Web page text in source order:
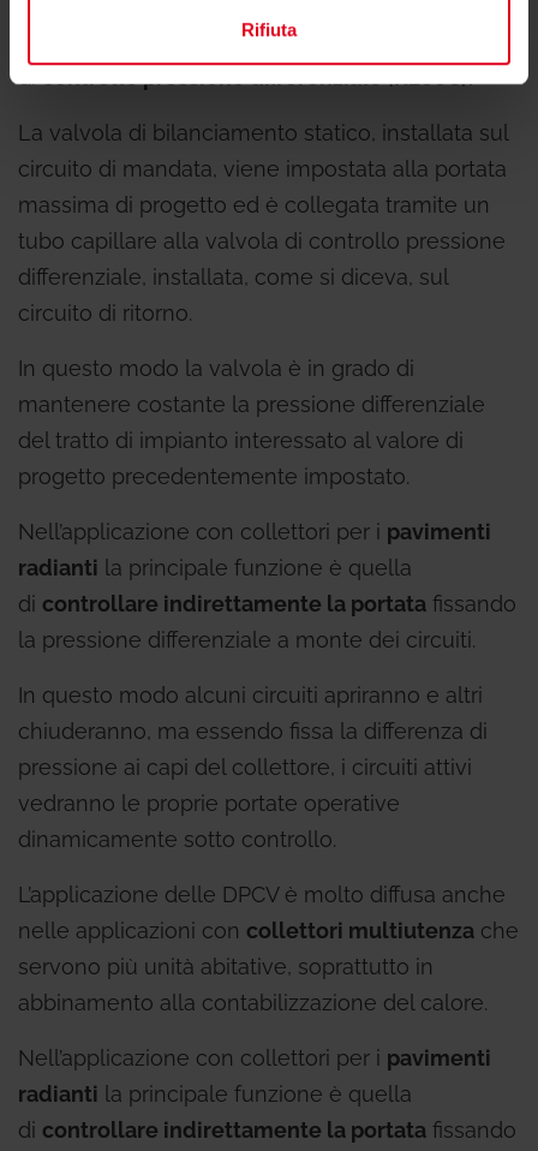
Rifiuta
la combinazione di due valvole: unavalvola di
bilanciamento statico (R206B)
dicontrollo pressione differenziale (R206C).
La valvola di bilanciamento statico, installata sul
circuito di mandata, viene impostata alla portata
massima di progetto ed è collegata tramite un
tubo capillare alla valvola di controllo pressione
differenziale, installata, come si diceva, sul
circuito di ritorno.
In questo modo la valvola è in grado di
mantenere costante la pressione differenziale
del tratto di impianto interessato al valore di
progetto precedentemente impostato.
Nell’applicazione con collettori per i pavimenti
radianti la principale funzione è quella
di controllare indirettamente la portata fissando
la pressione differenziale a monte dei circuiti.
In questo modo alcuni circuiti apriranno e altri
chiuderanno, ma essendo fissa la differenza di
pressione ai capi del collettore, i circuiti attivi
vedranno le proprie portate operative
dinamicamente sotto controllo.
L’applicazione delle DPCV è molto diffusa anche
nelle applicazioni con collettori multiutenza che
servono più unità abitative, soprattutto in
abbinamento alla contabilizzazione del calore.
Nell’applicazione con collettori per i pavimenti
radianti la principale funzione è quella
di controllare indirettamente la portata fissando